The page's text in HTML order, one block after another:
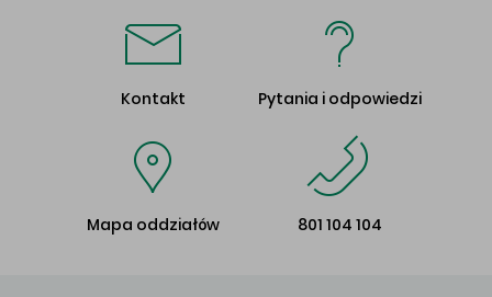
Kontakt Pytania i odpowiedzi
Mapa oddziałów 801 104 104